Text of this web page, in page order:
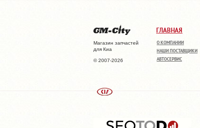
Магазин запчастей
для Киа
© 2007-2026
ГЛАВНАЯ
О КОМПАНИИ
НАШИ ПОСТАВЩИКИ
АВТОСЕРВИС